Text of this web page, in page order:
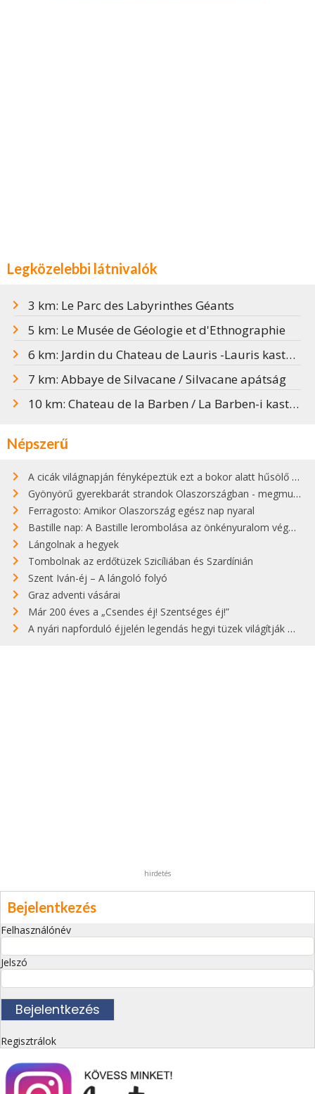
Legközelebbi látnivalók
3 km: Le Parc des Labyrinthes Géants
5 km: Le Musée de Géologie et d'Ethnographie
6 km: Jardin du Chateau de Lauris -Lauris kastély kertje
7 km: Abbaye de Silvacane / Silvacane apátság
10 km: Chateau de la Barben / La Barben-i kastély
Népszerű
A cicák világnapján fényképeztük ezt a bokor alatt hűsölő cicát Kisorosziban
Gyönyörű gyerekbarát strandok Olaszországban - megmutatjuk a 15 legjobbat
Ferragosto: Amikor Olaszország egész nap nyaral
Bastille nap: A Bastille lerombolása az önkényuralom végét jelentette
Lángolnak a hegyek
Tombolnak az erdőtüzek Szicíliában és Szardínián
Szent Iván-éj – A lángoló folyó
Graz adventi vásárai
Már 200 éves a „Csendes éj! Szentséges éj!”
A nyári napforduló éjjelén legendás hegyi tüzek világítják meg Zugspitzét
hirdetés
Bejelentkezés
Felhasználónév
Jelszó
Regisztrálok